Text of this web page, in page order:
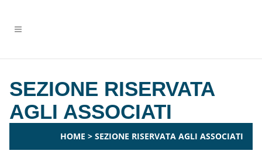
SEZIONE RISERVATA
AGLI ASSOCIATI
HOME > SEZIONE RISERVATA AGLI ASSOCIATI